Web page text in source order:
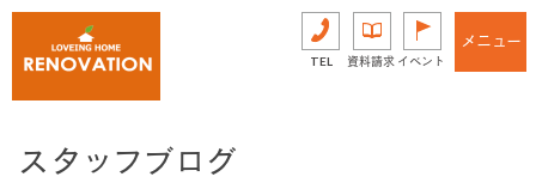
TEL 資料請求 イベント
メニュー
スタッフブログ